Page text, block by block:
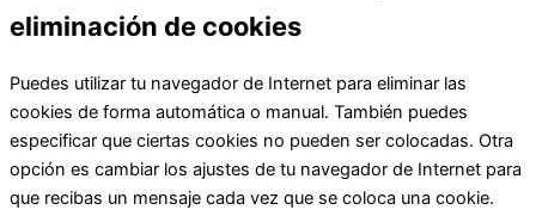
eliminación de cookies
Puedes utilizar tu navegador de Internet para eliminar las
cookies de forma automática o manual. También puedes
especificar que ciertas cookies no pueden ser colocadas. Otra
opción es cambiar los ajustes de tu navegador de Internet para
que recibas un mensaje cada vez que se coloca una cookie.